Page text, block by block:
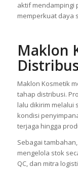
aktif mendampingi
memperkuat daya
Maklon
Maklon Kosmetik
tahap distribusi.
lalu dikirim melalui
kondisi
terjaga hingga
Sebagai
mengelola stok
QC, dan mitra